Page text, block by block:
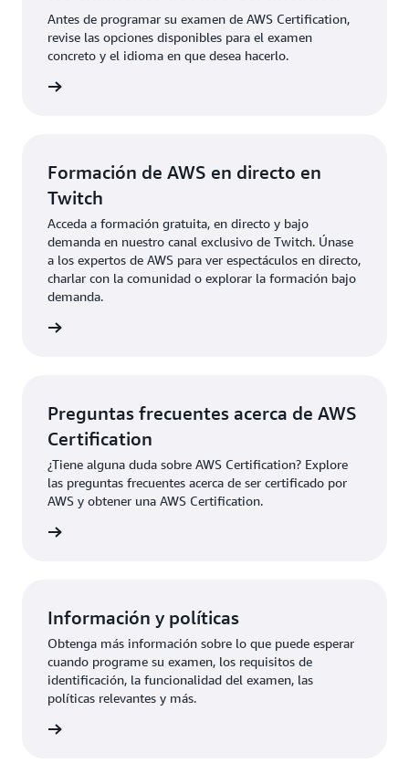
técnicos y los clientes.
ritmo es gratuita durante el período beta, que
finaliza a finales de julio de 2025. No se necesita
preparación ni examen para esta opción de
Apruebe la versión más reciente del examen AWS
Professional
Antes de programar su examen de AWS Certification,
revise las opciones disponibles para el examen
concreto y el idioma en que desea hacerlo.
Formación de AWS en directo en
Twitch
Acceda a formación gratuita, en directo y bajo
demanda en nuestro canal exclusivo de Twitch. Únase
a los expertos de AWS para ver espectáculos en directo,
charlar con la comunidad o explorar la formación bajo
demanda.
Preguntas frecuentes acerca de AWS
Certification
¿Tiene alguna duda sobre AWS Certification? Explore
las preguntas frecuentes acerca de ser certificado por
AWS y obtener una AWS Certification.
Información y políticas
Obtenga más información sobre lo que puede esperar
cuando programe su examen, los requisitos de
identificación, la funcionalidad del examen, las
políticas relevantes y más.